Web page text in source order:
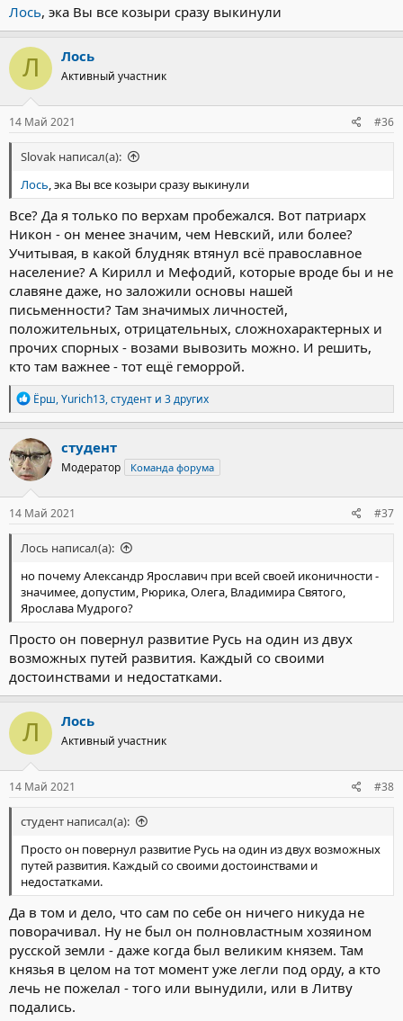
Явно не с Вашими историческими познаниями рассуждать, кто
там более, а кто менее значим.
Лось, эка Вы все козыри сразу выкинули
Л Лось
Активный участник
14 Май 2021 #36
Slovak написал(а):
Лось, эка Вы все козыри сразу выкинули
Все? Да я только по верхам пробежался. Вот патриарх
Никон - он менее значим, чем Невский, или более?
Учитывая, в какой блудняк втянул всё православное
население? А Кирилл и Мефодий, которые вроде бы и не
славяне даже, но заложили основы нашей
письменности? Там значимых личностей,
положительных, отрицательных, сложнохарактерных и
прочих спорных - возами вывозить можно. И решить,
кто там важнее - тот ещё геморрой.
Р
е
а
к
ц
и
и
:
Ёрш,Yurich13,студент и 3 других
студент
Модератор Команда форума
14 Май 2021 #37
Лось написал(а):
но почему Александр Ярославич при всей своей иконичности -
значимее, допустим, Рюрика, Олега, Владимира Святого,
Ярослава Мудрого?
Просто он повернул развитие Русь на один из двух
возможных путей развития. Каждый со своими
достоинствами и недостатками.
Л Лось
Активный участник
14 Май 2021 #38
студент написал(а):
Просто он повернул развитие Русь на один из двух возможных
путей развития. Каждый со своими достоинствами и
недостатками.
Да в том и дело, что сам по себе он ничего никуда не
поворачивал. Ну не был он полновластным хозяином
русской земли - даже когда был великим князем. Там
князья в целом на тот момент уже легли под орду, а кто
лечь не пожелал - того или вынудили, или в Литву
подались.